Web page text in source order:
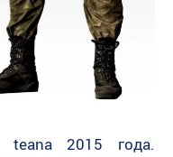
teana 2015 года.